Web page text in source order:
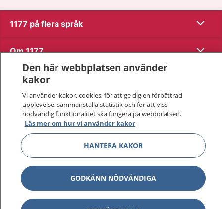
1177 på flera språk Visa
Om 1177 Visa
Kontakt
Behandling av personuppgifter
Hantering av kakor
Inställningar för kakor
1177 – en tjänst frånInera.
Den här webbplatsen använder
kakor
Vi använder kakor, cookies, för att ge dig en förbättrad
upplevelse, sammanställa statistik och för att viss
nödvändig funktionalitet ska fungera på webbplatsen.
Läs mer om hur vi använder kakor
HANTERA KAKOR
GODKÄNN NÖDVÄNDIGA